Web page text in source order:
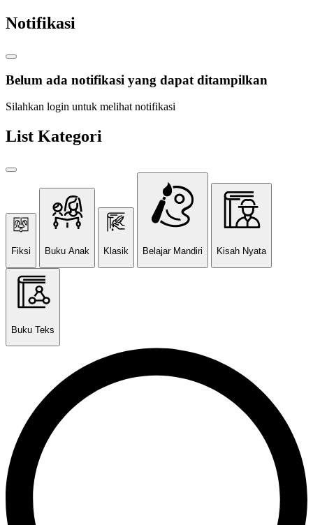
Notifikasi
Belum ada notifikasi yang dapat ditampilkan
Silahkan login untuk melihat notifikasi
List Kategori
Fiksi Buku Anak Klasik Belajar Mandiri Kisah Nyata
Buku Teks